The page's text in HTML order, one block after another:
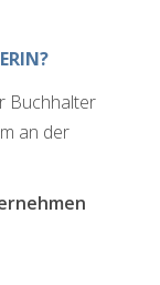
Buchhalter
an der